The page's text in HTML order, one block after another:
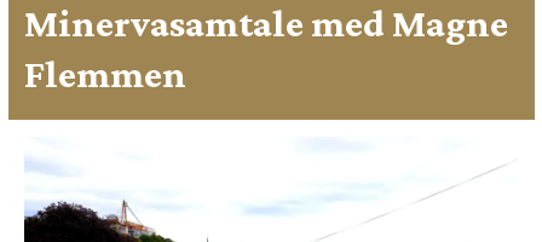
Minervasamtale med Magne
Flemmen